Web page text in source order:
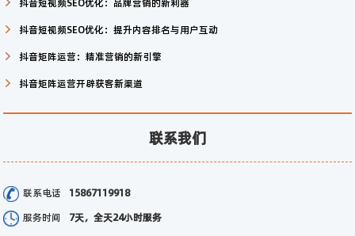
抖音短视频SEO优化：提升内容排名与用户互动
抖音矩阵运营：精准营销的新引擎
抖音矩阵运营开辟获客新渠道
联系我们
联系电话
15867119918
服务时间
7天，全天24小时服务